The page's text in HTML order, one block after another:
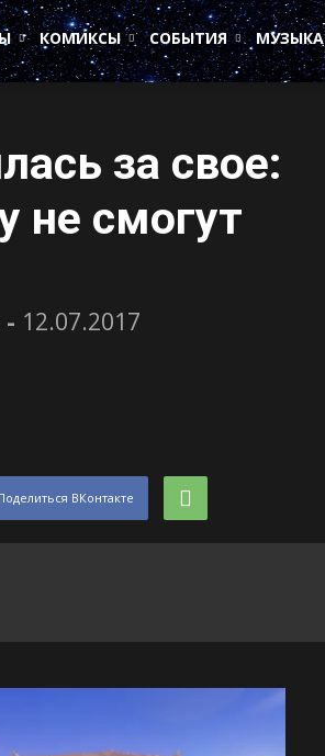
КОМИКСЫ СОБЫТИЯ МУЗЫКА
за свое:
не смогут
- 12.07.2017
ВКонтакте